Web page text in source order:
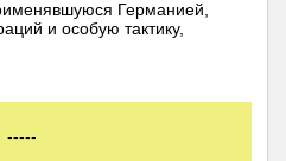
Германией,
и особую тактику,
-----